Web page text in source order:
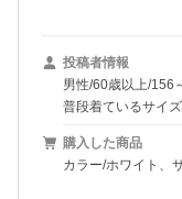
投稿者情報
男性/60歳以上/156
普段着ているサイ
購入した商品
カラー/ホワイト、